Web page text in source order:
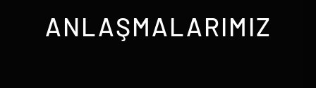
ANLAŞMALARIMIZ